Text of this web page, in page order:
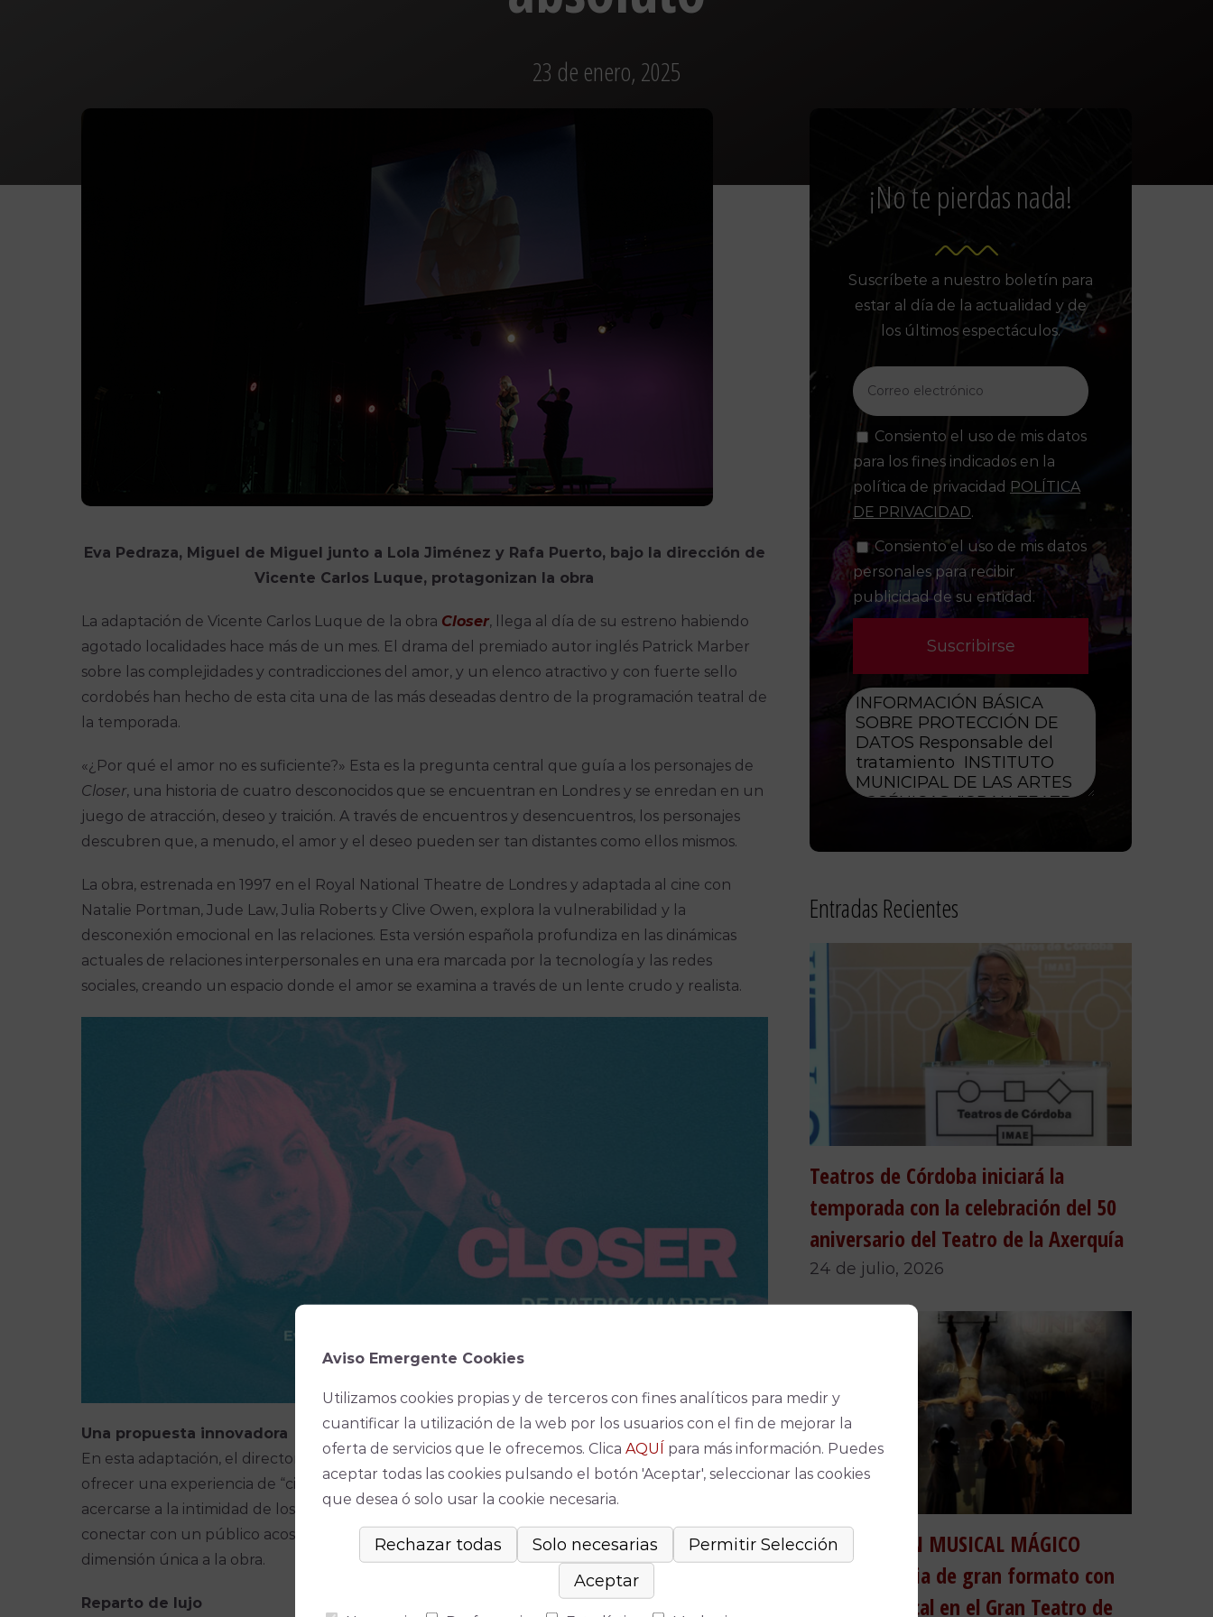
23 de enero, 2025
Eva Pedraza, Miguel de Miguel junto a Lola Jiménez y Rafa Puerto, bajo la dirección de
Vicente Carlos Luque, protagonizan la obra
La adaptación de Vicente Carlos Luque de la obra Closer, llega al día de su estreno habiendo
agotado localidades hace más de un mes. El drama del premiado autor inglés Patrick Marber
sobre las complejidades y contradicciones del amor, y un elenco atractivo y con fuerte sello
cordobés han hecho de esta cita una de las más deseadas dentro de la programación teatral de
la temporada.
«¿Por qué el amor no es suficiente?» Esta es la pregunta central que guía a los personajes de
Closer, una historia de cuatro desconocidos que se encuentran en Londres y se enredan en un
juego de atracción, deseo y traición. A través de encuentros y desencuentros, los personajes
descubren que, a menudo, el amor y el deseo pueden ser tan distantes como ellos mismos.
La obra, estrenada en 1997 en el Royal National Theatre de Londres y adaptada al cine con
Natalie Portman, Jude Law, Julia Roberts y Clive Owen, explora la vulnerabilidad y la
desconexión emocional en las relaciones. Esta versión española profundiza en las dinámicas
actuales de relaciones interpersonales en una era marcada por la tecnología y las redes
sociales, creando un espacio donde el amor se examina a través de un lente crudo y realista.
Una propuesta innovadora
En esta adaptación, el director Vicente Carlos Luque incorpora una cámara en escena para
ofrecer una experiencia de “cine en directo,” con planos de detalle que permiten al espectador
acercarse a la intimidad de los personajes y explorar sus verdades ocultas. Esta técnica busca
conectar con un público acostumbrado a la narrativa visual de la era digital, brindando una
dimensión única a la obra.
Reparto de lujo
¡No te pierdas nada!
Suscríbete a nuestro boletín para
estar al día de la actualidad y de
los últimos espectáculos.
Consiento el uso de mis datos
para los fines indicados en la
política de privacidad POLÍTICA
DE PRIVACIDAD.
Consiento el uso de mis datos
personales para recibir
publicidad de su entidad.
Entradas Recientes
Teatros de Córdoba iniciará la
temporada con la celebración del 50
aniversario del Teatro de la Axerquía
24 de julio, 2026
HOUDINI, UN MUSICAL MÁGICO
reunirá magia de gran formato con
teatro musical en el Gran Teatro de
Aviso Emergente Cookies
Utilizamos cookies propias y de terceros con fines analíticos para medir y
cuantificar la utilización de la web por los usuarios con el fin de mejorar la
oferta de servicios que le ofrecemos. Clica AQUÍ para más información. Puedes
aceptar todas las cookies pulsando el botón 'Aceptar', seleccionar las cookies
que desea ó solo usar la cookie necesaria.